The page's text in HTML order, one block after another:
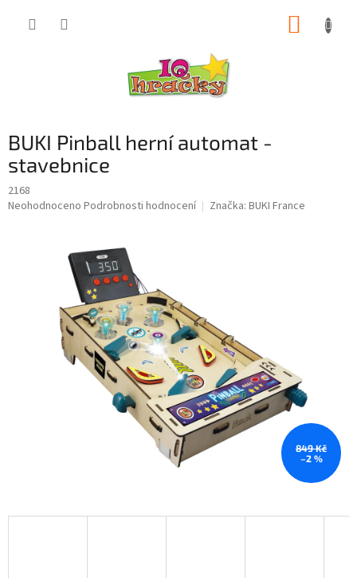
BUKI Pinball herní automat -
stavebnice
2168
Průměrné
Neohodnoceno Podrobnosti hodnocení Značka: BUKI France
849 Kč
–2 %